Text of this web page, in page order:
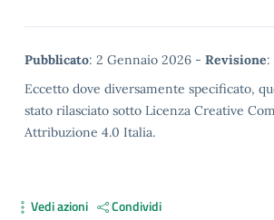
Metadata
Pubblicato: 2 Gennaio 2026 - Revisione:
Eccetto dove diversamente specificato,
stato rilasciato sotto Licenza Creative
Attribuzione 4.0 Italia.
Vedi azioni Condividi